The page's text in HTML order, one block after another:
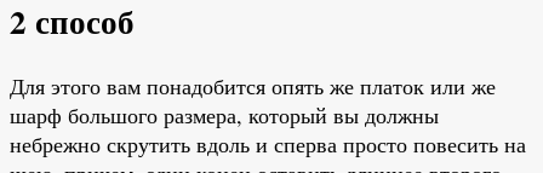
2 способ
Для этого вам понадобится опять же платок или же
шарф большого размера, который вы должны
небрежно скрутить вдоль и сперва просто повесить на